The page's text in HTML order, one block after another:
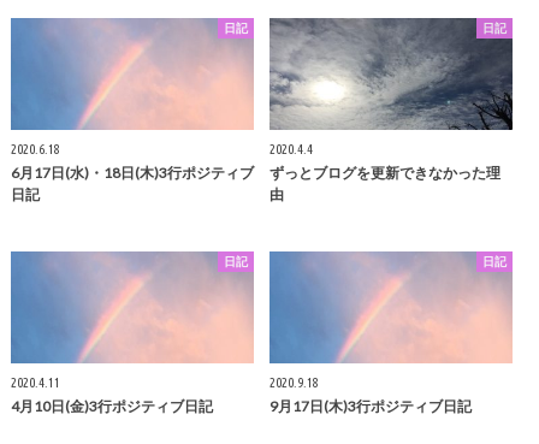
日記
2020.6.18
6月17日(水)・18日(木)3行ポジティブ
日記
日記
2020.4.4
ずっとブログを更新できなかった理
由
日記
2020.4.11
4月10日(金)3行ポジティブ日記
日記
2020.9.18
9月17日(木)3行ポジティブ日記